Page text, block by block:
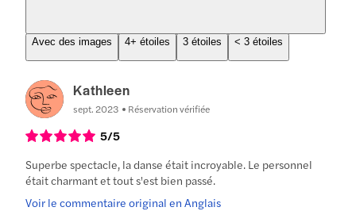
Avec des images 4+ étoiles 3 étoiles < 3 étoiles
Kathleen
sept. 2023 Réservation vérifiée
5/5
Superbe spectacle, la danse était incroyable. Le personnel
était charmant et tout s'est bien passé.
Voir le commentaire original en Anglais